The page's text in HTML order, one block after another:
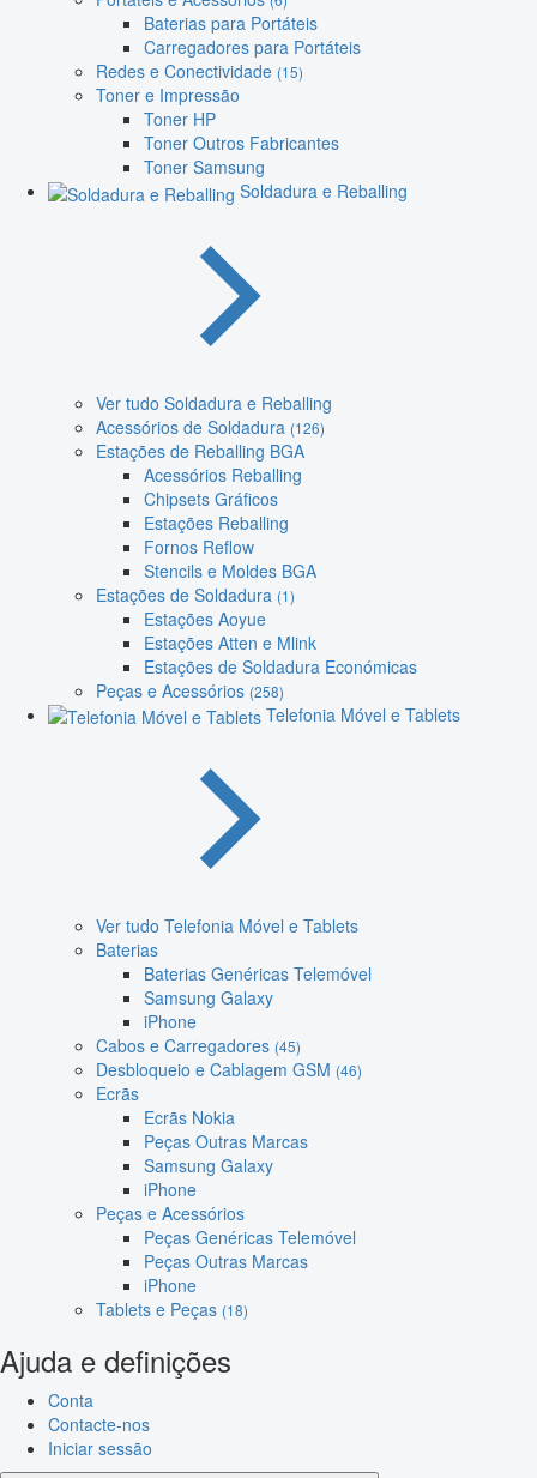
Baterias para Portáteis
Carregadores para Portáteis
Redes e Conectividade (15)
Toner e Impressão
Toner HP
Toner Outros Fabricantes
Toner Samsung
Soldadura e Reballing
Ver tudo Soldadura e Reballing
Acessórios de Soldadura (126)
Estações de Reballing BGA
Acessórios Reballing
Chipsets Gráficos
Estações Reballing
Fornos Reflow
Stencils e Moldes BGA
Estações de Soldadura (1)
Estações Aoyue
Estações Atten e Mlink
Estações de Soldadura Económicas
Peças e Acessórios (258)
Telefonia Móvel e Tablets
Ver tudo Telefonia Móvel e Tablets
Baterias
Baterias Genéricas Telemóvel
Samsung Galaxy
iPhone
Cabos e Carregadores (45)
Desbloqueio e Cablagem GSM (46)
Ecrãs
Ecrãs Nokia
Peças Outras Marcas
Samsung Galaxy
iPhone
Peças e Acessórios
Peças Genéricas Telemóvel
Peças Outras Marcas
iPhone
Tablets e Peças (18)
Ajuda e definições
Conta
Contacte-nos
Iniciar sessão